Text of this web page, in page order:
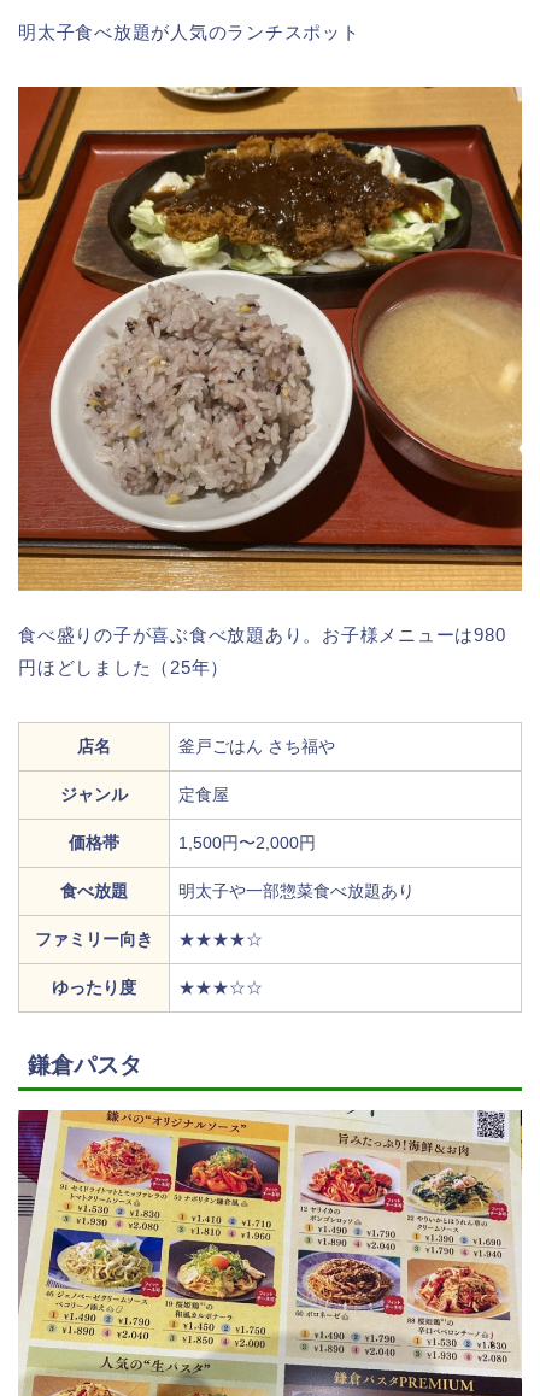
明太子食べ放題が人気のランチスポット
食べ盛りの子が喜ぶ食べ放題あり。お子様メニューは980
円ほどしました（25年）
店名 釜戸ごはん さち福や
ジャンル 定食屋
価格帯 1,500円〜2,000円
食べ放題 明太子や一部惣菜食べ放題あり
ファミリー向き ★★★★☆
ゆったり度 ★★★☆☆
鎌倉パスタ